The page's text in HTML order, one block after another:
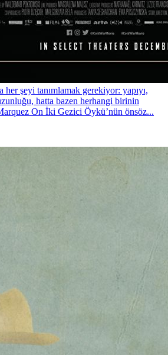
her şeyi tanımlamak gerekiyor: yapıyı,
hatta bazen herhangi birinin
On İki Gezici Öykü’nün önsöz...